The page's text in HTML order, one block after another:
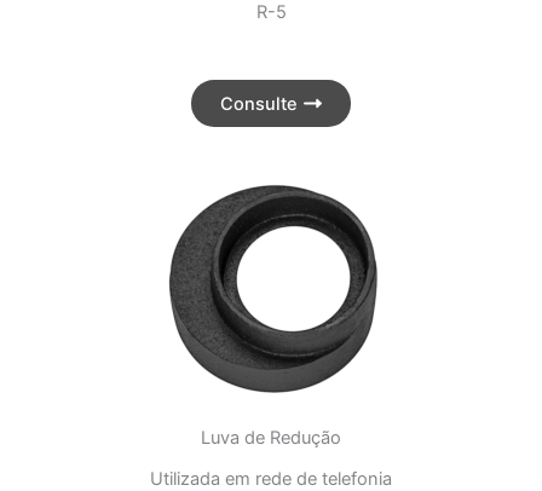
R-5
Consulte
Luva de Redução
Utilizada em rede de telefonia